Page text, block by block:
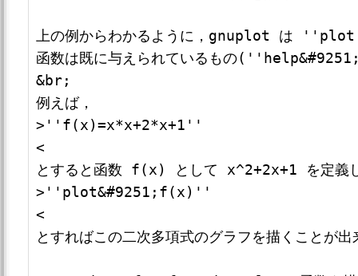
上の例からわかるように，gnuplot は ''plot''
函数は既に与えられているもの
&br;
例えば，
>''f(x)=x*x+2*x+1''
<
とすると函数 f(x) として x^2+2x+1 を定義
>''plot&#9251;f(x)''
<
とすればこの二次多項式のグラフを描くことが出